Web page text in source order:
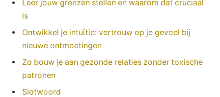
Leer jouw grenzen stellen en waarom dat cruciaal
‌is
Ontwikkel je intuïtie: vertrouw op je gevoel bij
nieuwe ontmoetingen
Zo bouw je aan gezonde relaties zonder toxische
patronen
Slotwoord